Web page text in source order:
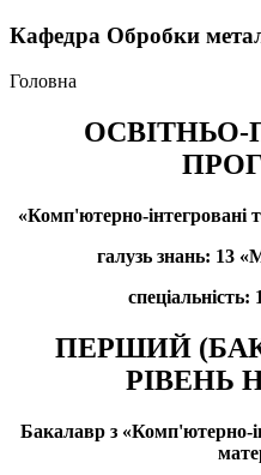
Кафедра Обробки
Головна
«Комп'ютерно-інтегровані
галузь знань: 13
ПЕРШИЙ
РІВЕНЬ
Бакалавр з «Комп'ютерно-